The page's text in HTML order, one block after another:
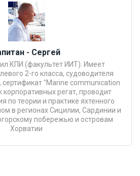
- Сергей
КПИ (факультет ИИТ). Имеет
2-го класса, судоводителя
"Marine communication
корпоративных регат, проводит
по теории и практике яхтенного
в регионах Сицилии, Сардинии и
побережью и островам
Хорватии